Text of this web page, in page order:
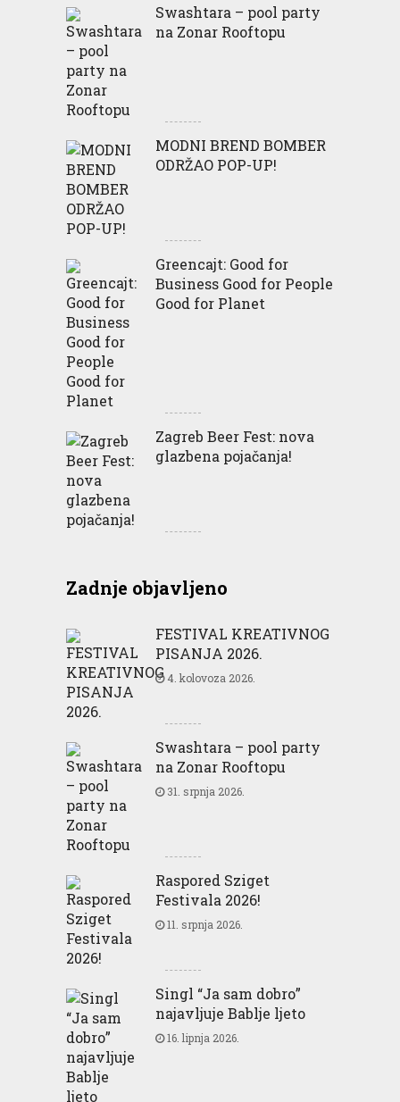
Swashtara – pool party
na Zonar Rooftopu
MODNI BREND BOMBER
ODRŽAO POP-UP!
Greencajt: Good for
Business Good for People
Good for Planet
Zagreb Beer Fest: nova
glazbena pojačanja!
Zadnje objavljeno
FESTIVAL KREATIVNOG
PISANJA 2026.
4. kolovoza 2026.
Swashtara – pool party
na Zonar Rooftopu
31. srpnja 2026.
Raspored Sziget
Festivala 2026!
11. srpnja 2026.
Singl “Ja sam dobro”
najavljuje Bablje ljeto
16. lipnja 2026.